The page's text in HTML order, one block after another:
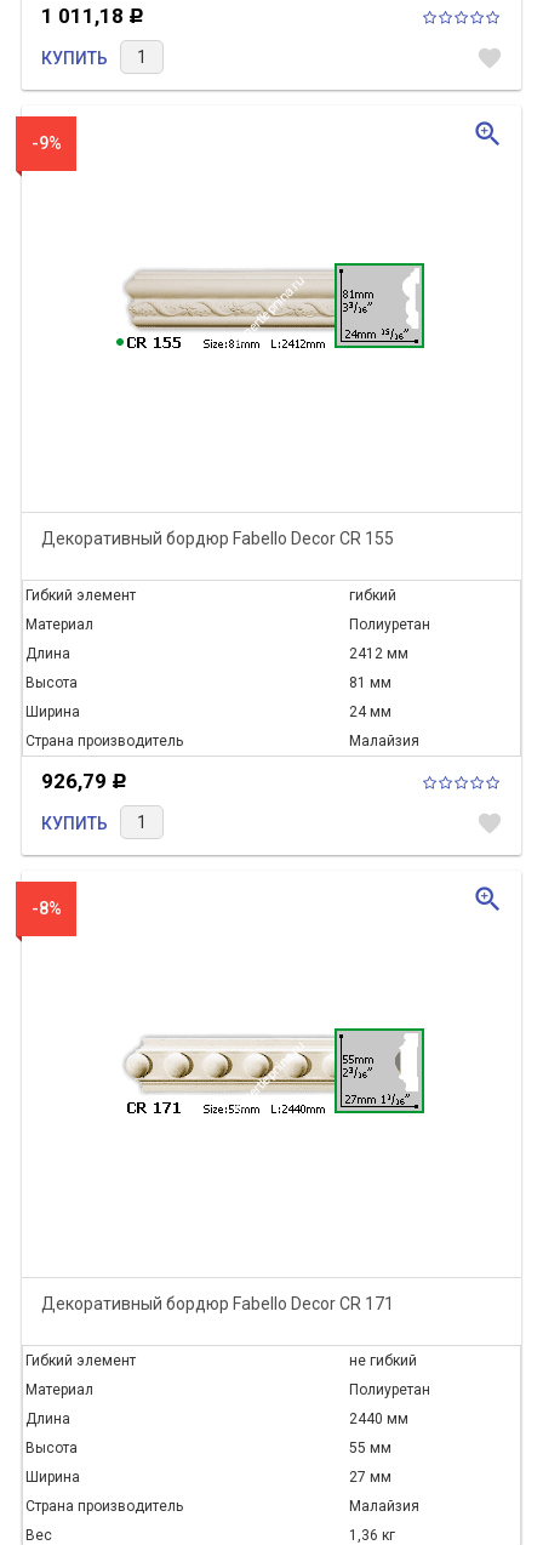
1 011,18 Р
КУПИТЬ favorite
-9%
Декоративный бордюр Fabello Decor CR 155
Гибкий элемент
гибкий
Материал
Полиуретан
Длина
2412 мм
Высота
81 мм
Ширина
24 мм
Страна производитель
Малайзия
926,79 Р
КУПИТЬ favorite
zoom_in
-8%
Декоративный бордюр Fabello Decor CR 171
Гибкий элемент
не гибкий
Материал
Полиуретан
Длина
2440 мм
Высота
55 мм
Ширина
27 мм
Страна производитель
Малайзия
Вес
1,36 кг
zoom_in